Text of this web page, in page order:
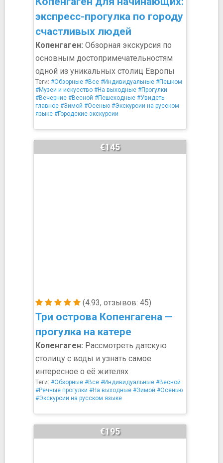
экспресс-прогулка по городу
счастливых людей
Копенгаген: Обзорная экскурсия по
основным достопримечательностям
одной из уникальных столиц Европы
Теги: #Обзорные #Все #Индивидуальные #Пешком
#Музеи и искусство #На выходные #Прогулки
#Вечерние #Весной #Пешеходные #Увидеть
главное #Зимой #Осенью #Экскурсии на русском
языке #Городские экскурсии
(4.93, отзывов: 45)
Три острова Копенгагена —
прогулка на катере
€145
Копенгаген: Рассмотреть датскую
столицу с воды и узнать самое
интересное о её жителях
Теги: #Обзорные #Все #Индивидуальные #Весной
#Речные прогулки #На выходные #Зимой #Осенью
#Экскурсии на русском языке
€195